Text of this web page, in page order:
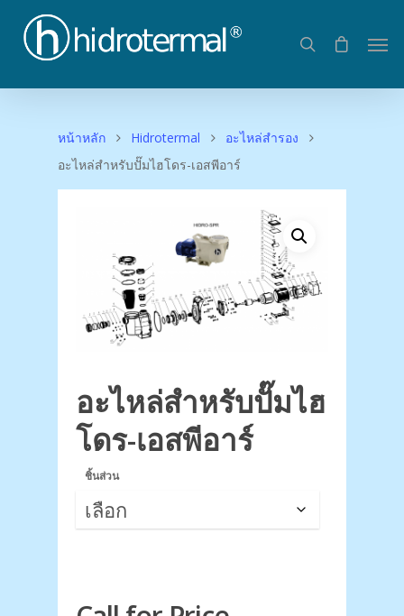
หน้าหลัก Hidrotermal
อะไหล่สำรอง
อะไหล่สำหรับปั๊มไฮโดร-เอสพีอาร์
อะไหล่สำหรับปั๊มไฮ
โดร-เอสพีอาร์
ชิ้นส่วน